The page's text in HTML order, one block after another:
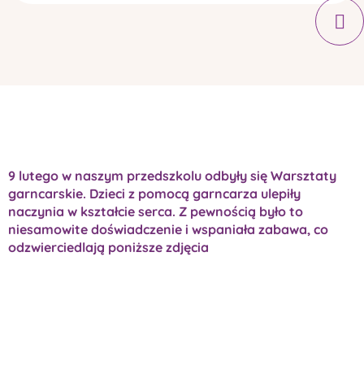
9 lutego w naszym przedszkolu odbyły się Warsztaty
garncarskie. Dzieci z pomocą garncarza ulepiły
naczynia w kształcie serca. Z pewnością było to
niesamowite doświadczenie i wspaniała zabawa, co
odzwierciedlają poniższe zdjęcia